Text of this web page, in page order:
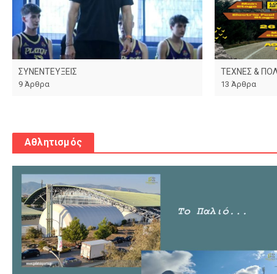
ΣΥΝΕΝΤΕΥΞΕΙΣ
9 Άρθρα
ΤΕΧΝΕΣ &
13 Άρθρα
Αθλητισμός